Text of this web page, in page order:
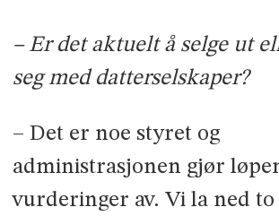
– Er det aktuelt å selge ut
seg med datterselskaper?
– Det er noe styret og
administrasjonen gjør
vurderinger av. Vi la ned